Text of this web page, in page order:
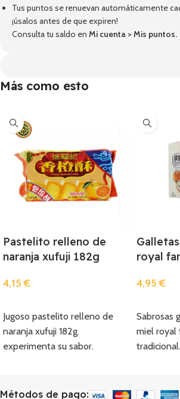
Tus puntos se renuevan automáticamente
¡úsalos antes de que expiren!
Consulta tu saldo en Mi cuenta > Mis puntos.
Más como esto
Pastelito relleno de
naranja xufuji 182g
4,15€
Jugoso pastelito relleno de
naranja xufuji 182g.
experimenta su sabor.
royal
4,95€
Sabrosas
miel royal
tradicional.
Métodos de pago: